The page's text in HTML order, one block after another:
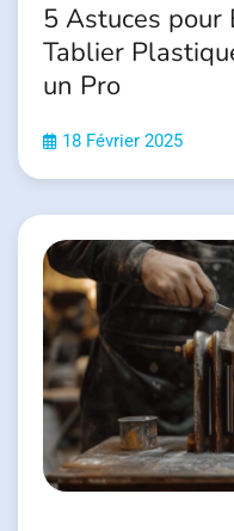
5 Astuces
Tablier
un Pro
18 Février 2025